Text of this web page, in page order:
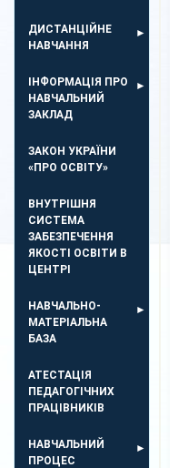
ДИСТАНЦІЙНЕ
НАВЧАННЯ
ІНФОРМАЦІЯ ПРО
НАВЧАЛЬНИЙ
ЗАКЛАД
ЗАКОН УКРАЇНИ
«ПРО ОСВІТУ»
ВНУТРІШНЯ
СИСТЕМА
ЗАБЕЗПЕЧЕННЯ
ЯКОСТІ ОСВІТИ В
ЦЕНТРІ
НАВЧАЛЬНО-
МАТЕРІАЛЬНА
БАЗА
АТЕСТАЦІЯ
ПЕДАГОГІЧНИХ
ПРАЦІВНИКІВ
НАВЧАЛЬНИЙ
ПРОЦЕС